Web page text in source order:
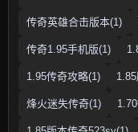
传奇英雄合击版本(1)
传奇1.95手机版(1)
1.95传奇攻略(1)
烽火迷失传奇(1)